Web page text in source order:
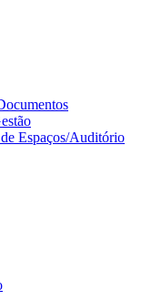
Espaços/Auditório